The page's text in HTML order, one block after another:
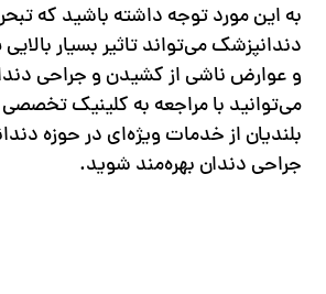
به این مورد توجه داشته باشید که
دندانپزشک می‌تواند تاثیر بسیار
و عوارض ناشی از کشیدن و جراحی
می‌توانید با مراجعه به کلینیک
بلندیان از خدمات ویژه‌ای در حوزه
جراحی دندان بهره‌مند شوید.